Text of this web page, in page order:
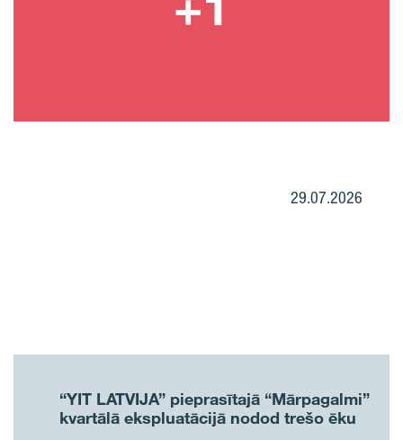
29.07.2026
“YIT LATVIJA” pieprasītajā “Mārpagalmi”
kvartālā ekspluatācijā nodod trešo ēku